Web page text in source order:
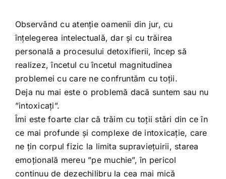
Tratamente naturale
Iubim fructele
Observând cu atenție oamenii din jur, cu
înțelegerea intelectuală, dar și cu trăirea
personală a procesului detoxifierii, încep să
realizez, încetul cu încetul magnitudinea
problemei cu care ne confruntăm cu toții.
Deja nu mai este o problemă dacă suntem sau nu
”intoxicați”.
Îmi este foarte clar că trăim cu toții stări din ce în
ce mai profunde și complexe de intoxicație, care
ne țin corpul fizic la limita supraviețuirii, starea
emoțională mereu ”pe muchie”, în pericol
continuu de dezechilibru la cea mai mică